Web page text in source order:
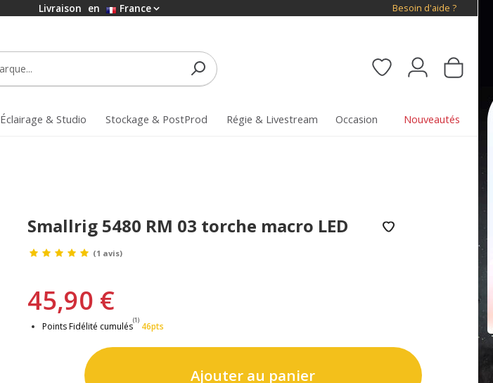
Livraison en France Besoin d'aide ?
Éclairage & Studio Stockage & PostProd Régie & Livestream Occasion Nouveautés
Smallrig 5480 RM 03 torche macro LED
(1 avis)
45,90 €
Points Fidélité cumulés
(1)
46pts
Ajouter au panier